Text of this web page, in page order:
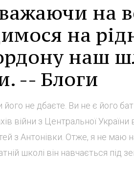
на
на
наш
-- Блоги
не дбаєте. Ви не є його
війни з Центральної України
з Антонівки. Отже, я не маю
школі він навчається під